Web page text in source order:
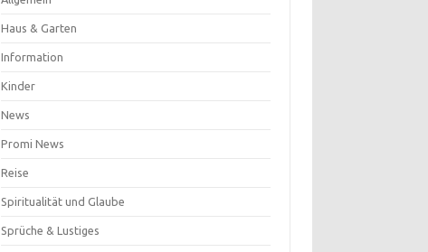
Haus & Garten
Information
Kinder
News
Promi News
Reise
Spiritualität und Glaube
Sprüche & Lustiges